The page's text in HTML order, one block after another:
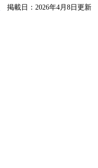
掲載日：2026年4月8日更新